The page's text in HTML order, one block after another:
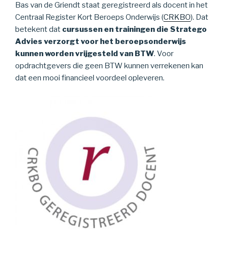
Bas van de Griendt staat geregistreerd als docent in het
Centraal Register Kort Beroeps Onderwijs (CRKBO). Dat
betekent dat cursussen en trainingen die Stratego
Advies verzorgt voor het beroepsonderwijs
kunnen worden vrijgesteld van BTW. Voor
opdrachtgevers die geen BTW kunnen verrekenen kan
dat een mooi financieel voordeel opleveren.